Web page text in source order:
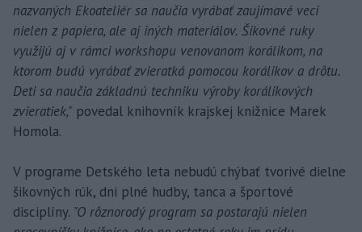
nazvaných Ekoateliér sa naučia vyrábať zaujímavé veci
nielen z papiera, ale aj iných materiálov. Šikovné ruky
využijú aj v rámci workshopu venovanom korálikom, na
ktorom budú vyrábať zvieratká pomocou korálikov a drôtu.
Deti sa naučia základnú techniku výroby korálikových
zvieratiek," povedal knihovník krajskej knižnice Marek
Homola.
V programe Detského leta nebudú chýbať tvorivé dielne
šikovných rúk, dni plné hudby, tanca a športové
disciplíny. "O rôznorodý program sa postarajú nielen